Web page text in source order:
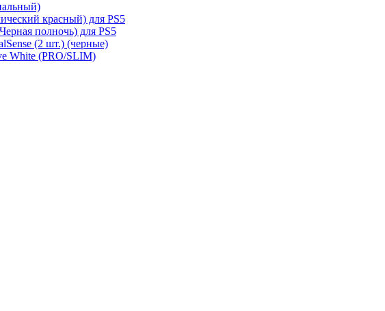
красный) для PS5
полночь) для PS5
(2 шт.) (черные)
White (PRO/SLIM)